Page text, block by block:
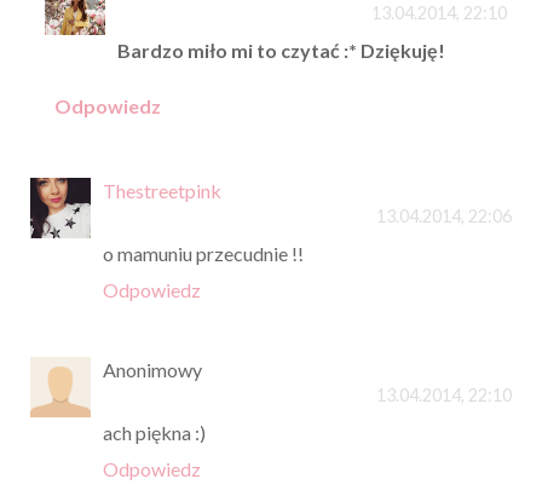
13.04.2014, 22:10
Bardzo miło mi to czytać :* Dziękuję!
Odpowiedz
Thestreetpink
13.04.2014, 22:06
o mamuniu przecudnie !!
Odpowiedz
Anonimowy
13.04.2014, 22:10
ach piękna :)
Odpowiedz